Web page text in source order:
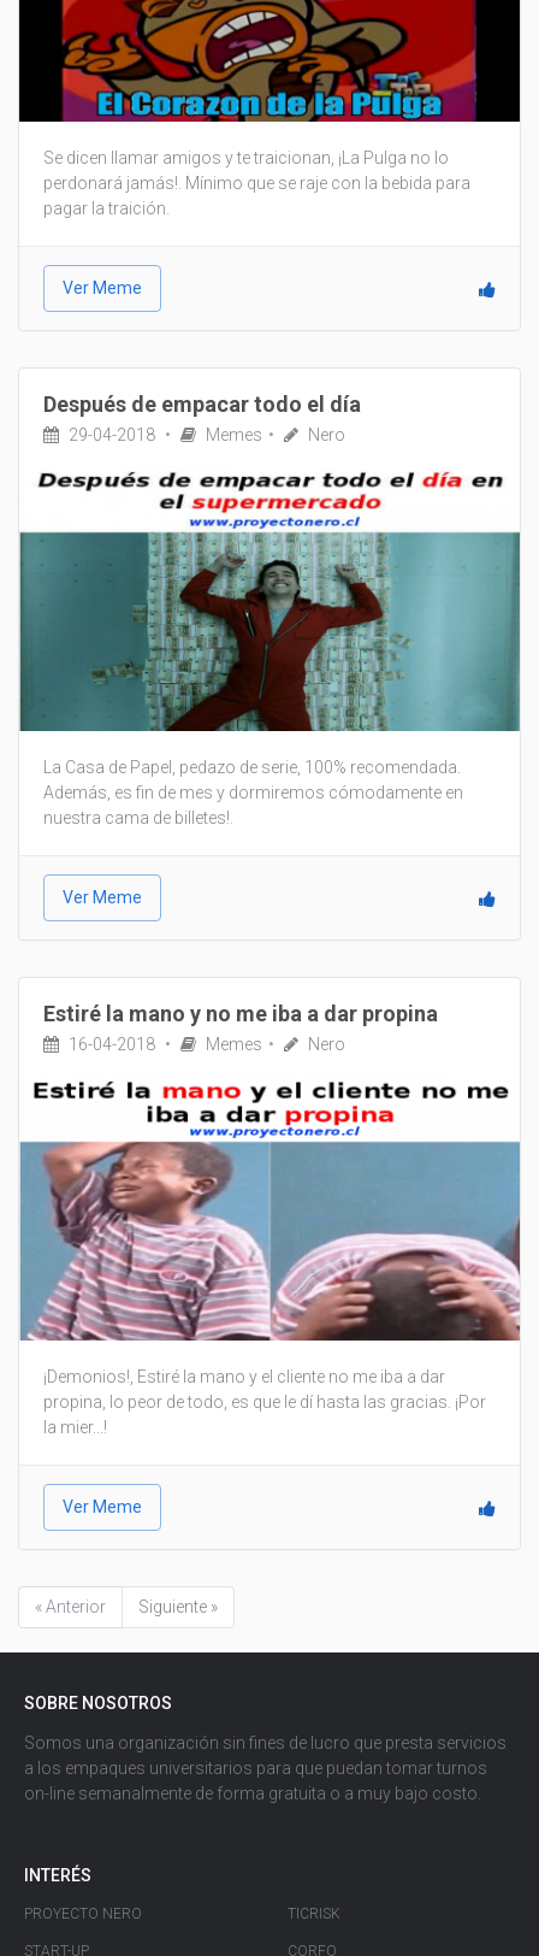
Se dicen llamar amigos y te traicionan, ¡La Pulga no lo
perdonará jamás!. Mínimo que se raje con la bebida para
pagar la traición.
Ver Meme
Después de empacar todo el día
29-04-2018 Memes Nero
La Casa de Papel, pedazo de serie, 100% recomendada.
Además, es fin de mes y dormiremos cómodamente en
nuestra cama de billetes!.
Ver Meme
Estiré la mano y no me iba a dar propina
16-04-2018 Memes Nero
¡Demonios!, Estiré la mano y el cliente no me iba a dar
propina, lo peor de todo, es que le dí hasta las gracias. ¡Por
la mier...!
Ver Meme
« Anterior Siguiente »
SOBRE NOSOTROS
Somos una organización sin fines de lucro que presta servicios
a los empaques universitarios para que puedan tomar turnos
on-line semanalmente de forma gratuita o a muy bajo costo.
INTERÉS
PROYECTO NERO
START-UP
TICRISK
CORFO